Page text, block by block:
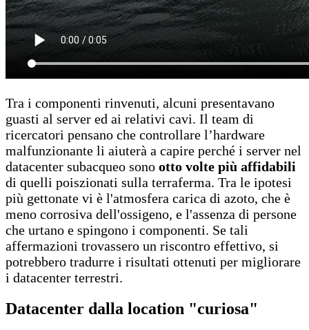
Tra i componenti rinvenuti, alcuni presentavano
guasti al server ed ai relativi cavi. Il team di
ricercatori pensano che controllare l’hardware
malfunzionante li aiuterà a capire perché i server nel
datacenter subacqueo sono otto volte più affidabili
di quelli poiszionati sulla terraferma. Tra le ipotesi
più gettonate vi è l'atmosfera carica di azoto, che è
meno corrosiva dell'ossigeno, e l'assenza di persone
che urtano e spingono i componenti. Se tali
affermazioni trovassero un riscontro effettivo, si
potrebbero tradurre i risultati ottenuti per migliorare
i datacenter terrestri.
Datacenter dalla location "curiosa"